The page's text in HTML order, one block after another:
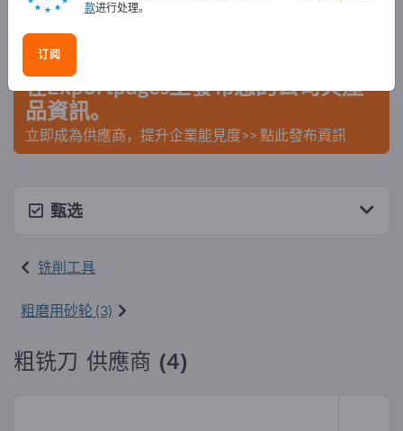
在Exportpages免費刊登廣告！
需求 – 供應 – 二手商品 – 商業聯繫 >> 由此開始
在Exportpages上發布您的公司與產
品資訊。
立即成為供應商，提升企業能見度>> 點此發布資訊
甄选
铣削工具
粗磨用砂轮 (3)
粗铣刀 供應商 (4)
款进行处理。
订阅